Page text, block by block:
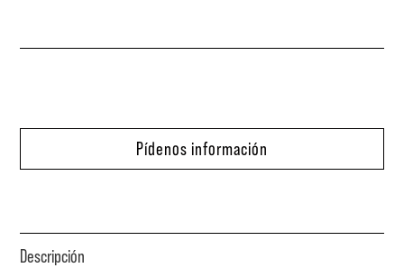
Pídenos información
Descripción